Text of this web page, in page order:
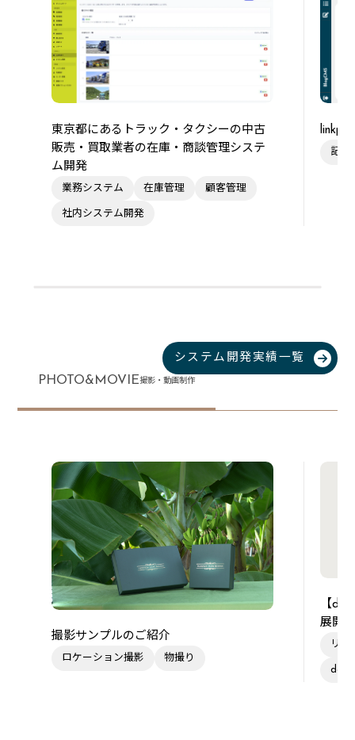
東京都にあるトラック・タクシーの中古
販売・買取業者の在庫・商談管理システ
ム開発
業務システム 在庫管理 顧客管理
社内システム開発
記事
システム開発実績一覧
PHOTO&MOVIE撮影・動画制作
撮影サンプルのご紹介
ロケーション撮影 物撮り
【
展開
リー